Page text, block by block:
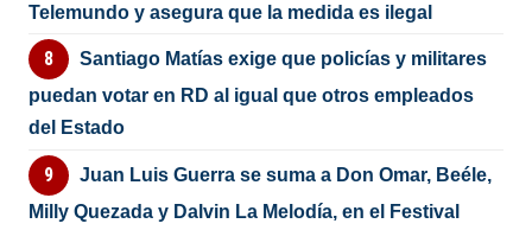
Telemundo y asegura que la medida es ilegal
Santiago Matías exige que policías y militares
puedan votar en RD al igual que otros empleados
del Estado
Juan Luis Guerra se suma a Don Omar, Beéle,
Milly Quezada y Dalvin La Melodía, en el Festival